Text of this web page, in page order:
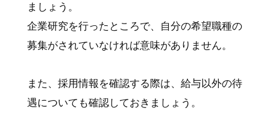
ましょう。
企業研究を行ったところで、自分の希望職種の
募集がされていなければ意味がありません。
また、採用情報を確認する際は、給与以外の待
遇についても確認しておきましょう。